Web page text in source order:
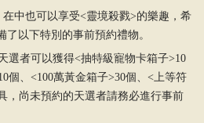
中也可以享受<靈境殺戮>的樂趣，希
以下特別的事前預約禮物。
選者可以獲得<抽特級寵物卡箱子>10
個、<100萬黃金箱子>30個、<上等符
，尚未預約的天選者請務必進行事前